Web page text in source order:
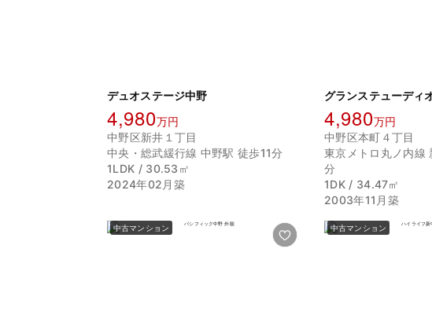
デュオステージ中野
4,980万円
中野区新井１丁目
中央・総武緩行線 中野駅 徒歩11分
1LDK / 30.53㎡
2024年02月築
グランステューディ
4,980万円
中野区本町４丁目
東京メトロ丸ノ内線
分
1DK / 34.47㎡
2003年11月築
中古マンション 中古マンション